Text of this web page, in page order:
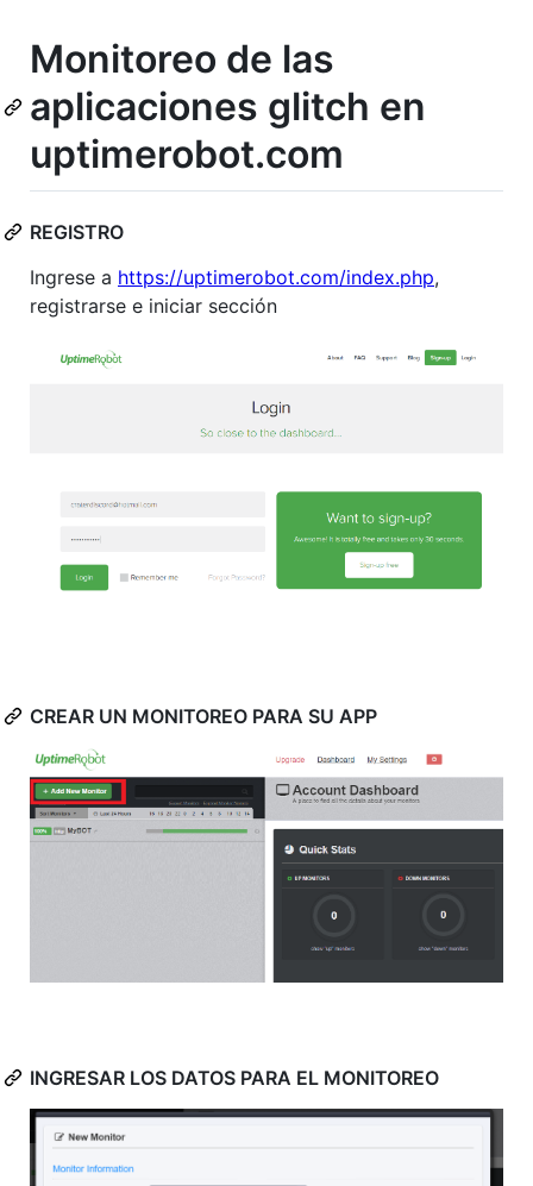
Monitoreo de las
aplicaciones glitch en
uptimerobot.com
REGISTRO
Ingrese a https://uptimerobot.com/index.php,
registrarse e iniciar sección
CREAR UN MONITOREO PARA SU APP
INGRESAR LOS DATOS PARA EL MONITOREO